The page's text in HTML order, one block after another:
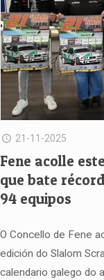
21-11-2025
Fene acolle
que bate
94 equipos
O Concello de Fene
edición do Slalom
calendario galego do